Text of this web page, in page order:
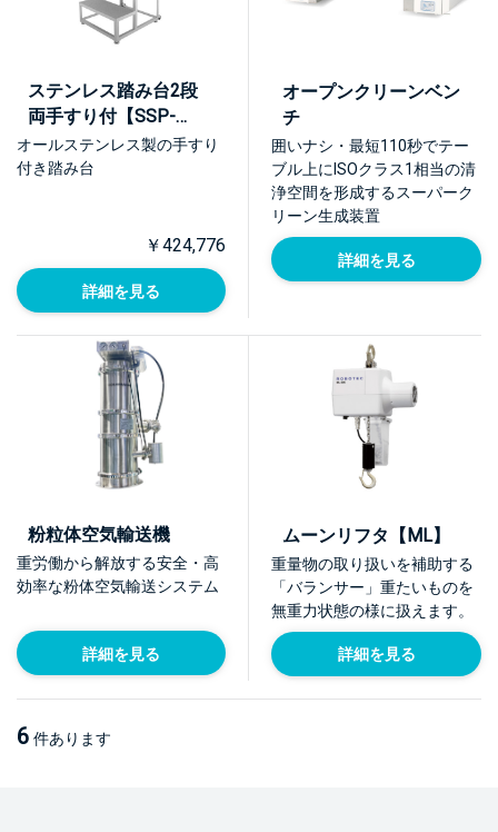
ステンレス踏み台2段
両手すり付【SSP-
S2H2】
オールステンレス製の手すり
付き踏み台
￥424,776
詳細を見る
オープンクリーンベン
チ
囲いナシ・最短110秒でテー
ブル上にISOクラス1相当の清
浄空間を形成するスーパーク
リーン生成装置
詳細を見る
粉粒体空気輸送機
重労働から解放する安全・高
効率な粉体空気輸送システム
詳細を見る
ムーンリフタ【ML】
重量物の取り扱いを補助する
「バランサー」重たいものを
無重力状態の様に扱えます。
詳細を見る
6 件あります